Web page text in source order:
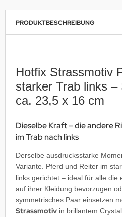
PRODUKTBESCHREIBUNG
Hotfix Strassmotiv
starker Trab links –
ca. 23,5 x 16 cm
Dieselbe Kraft – die andere
im Trab nach links
Derselbe ausdrucksstarke
Variante. Pferd und Reiter im
links gerichtet – ideal für alle die
auf ihrer Kleidung bevorzugen
symmetrisches Paar einsetzen
Strassmotiv in brillantem